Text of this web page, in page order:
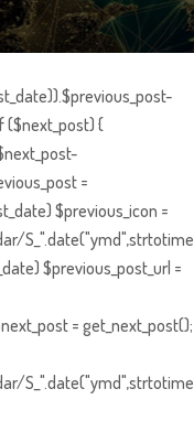
($next_post) {
=
$previous_icon =
$previous_post_url =
= get_next_post();